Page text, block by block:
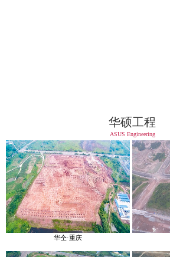
华硕工程
ASUS Engineering
华仝·重庆